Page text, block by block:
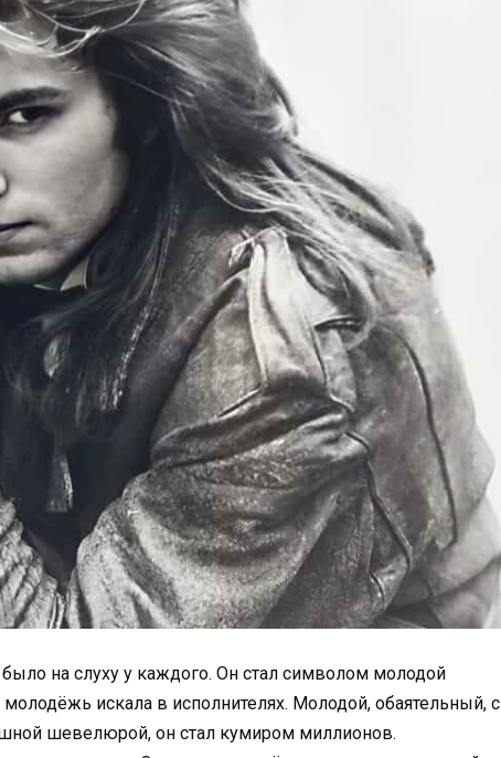
на слуху у каждого. Он стал символом молодой
искала в исполнителях. Молодой, обаятельный, с
шевелюрой, он стал кумиром миллионов.